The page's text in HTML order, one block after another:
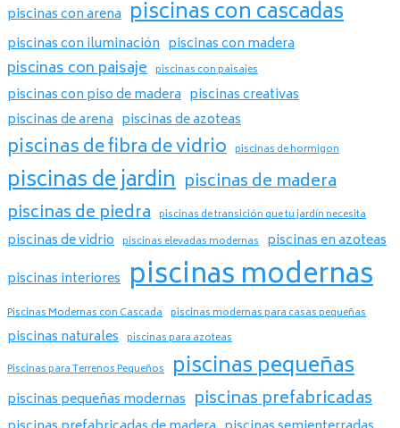
piscinas con arena piscinas con cascadas
piscinas con iluminación piscinas con madera
piscinas con paisaje piscinas con paisajes
piscinas con piso de madera piscinas creativas
piscinas de arena piscinas de azoteas
piscinas de fibra de vidrio piscinas de hormigon
piscinas de jardin piscinas de madera
piscinas de piedra piscinas de transición que tu jardín necesita
piscinas de vidrio piscinas elevadas modernas piscinas en azoteas
piscinas interiores piscinas modernas
Piscinas Modernas con Cascada piscinas modernas para casas pequeñas
piscinas naturales piscinas para azoteas
Piscinas para Terrenos Pequeños piscinas pequeñas
piscinas pequeñas modernas piscinas prefabricadas